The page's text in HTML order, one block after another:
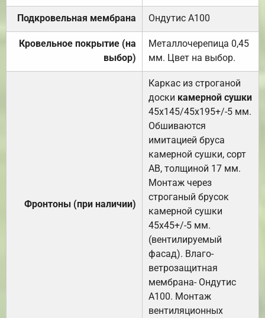
Подкровельная мембрана Ондутис А100
Кровельное покрытие (на
выбор)
Металлочерепица 0,45
мм. Цвет на выбор.
Фронтоны (при наличии)
Каркас из строганой
доски камерной сушки
45х145/45х195+/-5 мм.
Обшиваются
имитацией бруса
камерной сушки, сорт
АВ, толщиной 17 мм.
Монтаж через
строганый брусок
камерной сушки
45х45+/-5 мм.
(вентилируемый
фасад). Влаго-
ветрозащитная
мембрана- Ондутис
А100. Монтаж
вентиляционных